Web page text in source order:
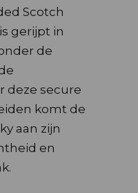
Scotch
gerijpt in
de
deze secure
komt de
aan zijn
en